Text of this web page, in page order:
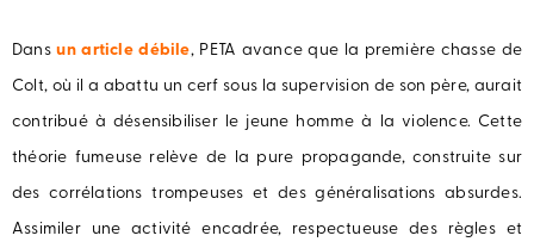
Dansun article débile, PETA avance que la première chasse de
Colt, où il a abattu un cerf sous la supervision de son père, aurait
contribué à désensibiliser le jeune homme à la violence. Cette
théorie fumeuse relève de la pure propagande, construite sur
des corrélations trompeuses et des généralisations absurdes.
Assimiler une activité encadrée, respectueuse des règles et